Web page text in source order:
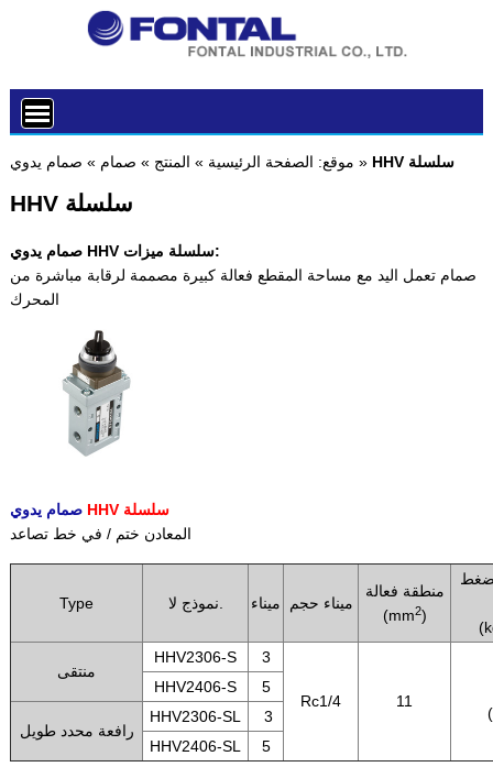
موقع: الصفحة الرئيسية » المنتج » صمام » صمام يدوي » HHV سلسلة
HHV سلسلة
صمام يدوي HHV سلسلة ميزات:
صمام تعمل اليد مع مساحة المقطع فعالة كبيرة مصممة لرقابة مباشرة من
المحرك
HHV سلسلة
المعادن ختم / في خط تصاعد
Type ميناء ميناء حجم
منطقة فعالة
(mm2)
منتقى
HHV2306-S 3
Rc1/4 11
HHV2406-S 5
رافعة محدد طويل
HHV2306-SL
3
HHV2406-SL
5